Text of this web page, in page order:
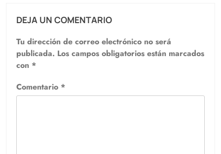
DEJA UN COMENTARIO
Tu dirección de correo electrónico no será
publicada. Los campos obligatorios están marcados
con *
Comentario *